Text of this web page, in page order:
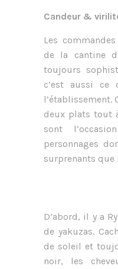
Candeur &
Les
de la cantine
toujours
c’est aussi
l’établissement.
deux plats tout
sont
personnages
surprenants que
D’abord, il y a
de yakuzas.
de soleil et
noir, les